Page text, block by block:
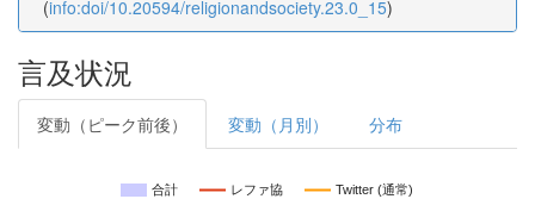
(info:doi/10.20594/religionandsociety.23.0_15)
言及状況
変動（ピーク前後） 変動（月別） 分布
合計 レファ協 Twitter (通常)